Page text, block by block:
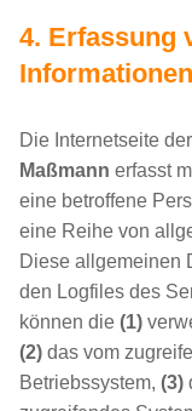
4. Erfassung
Informationen
Die Internetseite der
Maßmann erfasst
eine betroffene
eine Reihe von
Diese allgemeinen
den Logfiles des
können die (1)
(2) das vom
Betriebssystem, (3)